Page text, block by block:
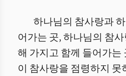
하나님의 참사랑과
어가는 곳, 하나님의 참
해 가지고 함께 들어가는
이 참사랑을 점령하지 못